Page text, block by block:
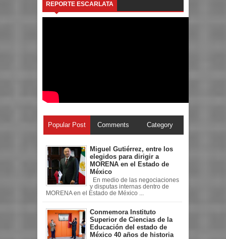
REPORTE ESCARLATA
Popular Post Comments Category
Miguel Gutiérrez, entre los
elegidos para dirigir a
MORENA en el Estado de
México
En medio de las negociaciones
y disputas internas dentro de
MORENA en el Estado de México ...
Conmemora Instituto
Superior de Ciencias de la
Educación del estado de
México 40 años de historia